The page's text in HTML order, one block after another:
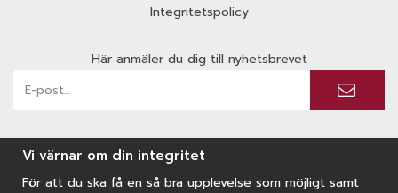
Integritetspolicy
Här anmäler du dig till nyhetsbrevet
Vi värnar om din integritet
För att du ska få en så bra upplevelse som möjligt samt